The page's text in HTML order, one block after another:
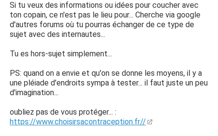
Si tu veux des informations ou idées pour coucher avec
ton copain, ce n'est pas le lieu pour... Cherche via google
d'autres forums où tu pourras échanger de ce type de
sujet avec des internautes...
Tu es hors-sujet simplement...
PS: quand on a envie et qu'on se donne les moyens, il y a
une pléiade d'endroits sympa à tester... il faut juste un peu
d'imagination...
oubliez pas de vous protéger... :
https://www.choisirsacontraception.fr//